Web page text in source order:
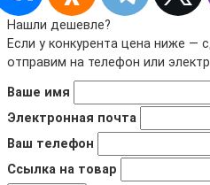
Нашли дешевле?
Если у конкурента цена ниже —
отправим на телефон или
Ваше имя
Электронная почта
Ваш телефон
Ссылка на товар